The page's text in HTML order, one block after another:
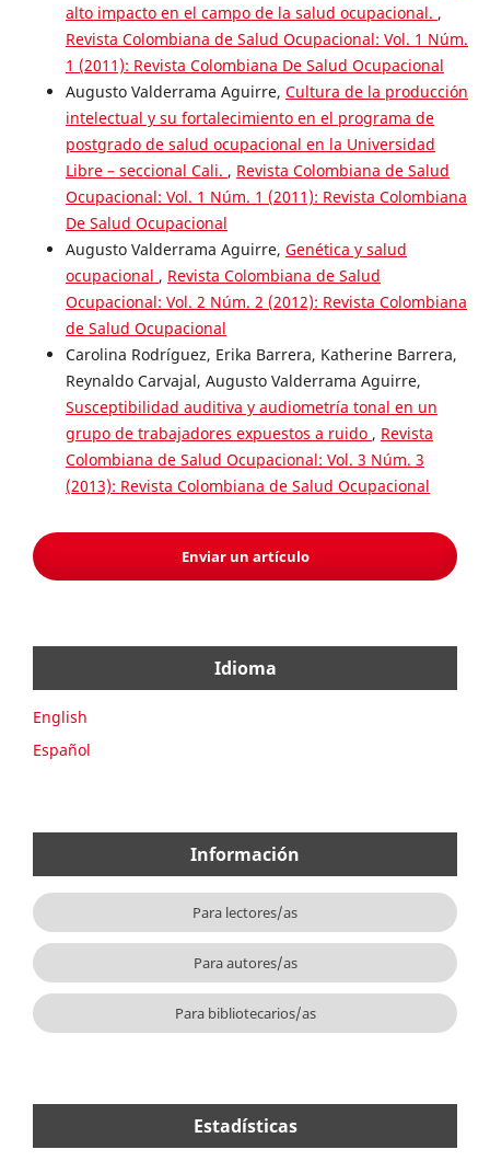
alto impacto en el campo de la salud ocupacional. ,
Revista Colombiana de Salud Ocupacional: Vol. 1 Núm.
1 (2011): Revista Colombiana De Salud Ocupacional
Augusto Valderrama Aguirre, Cultura de la producción
intelectual y su fortalecimiento en el programa de
postgrado de salud ocupacional en la Universidad
Libre – seccional Cali. , Revista Colombiana de Salud
Ocupacional: Vol. 1 Núm. 1 (2011): Revista Colombiana
De Salud Ocupacional
Augusto Valderrama Aguirre, Genética y salud
ocupacional , Revista Colombiana de Salud
Ocupacional: Vol. 2 Núm. 2 (2012): Revista Colombiana
de Salud Ocupacional
Carolina Rodríguez, Erika Barrera, Katherine Barrera,
Reynaldo Carvajal, Augusto Valderrama Aguirre,
Susceptibilidad auditiva y audiometría tonal en un
grupo de trabajadores expuestos a ruido , Revista
Colombiana de Salud Ocupacional: Vol. 3 Núm. 3
(2013): Revista Colombiana de Salud Ocupacional
Enviar un artículo
Idioma
English
Español
Información
Para lectores/as
Para autores/as
Para bibliotecarios/as
Estadísticas